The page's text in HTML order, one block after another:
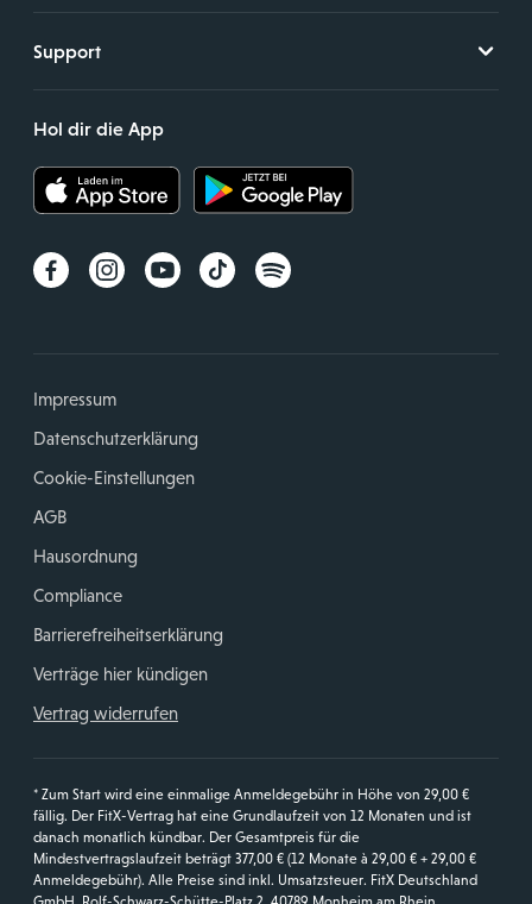
Support
Hol dir die App
Impressum
Datenschutzerklärung
Cookie-Einstellungen
AGB
Hausordnung
Compliance
Barrierefreiheitserklärung
Verträge hier kündigen
Vertrag widerrufen
* Zum Start wird eine einmalige Anmeldegebühr in Höhe von 29,00 €
fällig. Der FitX-Vertrag hat eine Grundlaufzeit von 12 Monaten und ist
danach monatlich kündbar. Der Gesamtpreis für die
Mindestvertragslaufzeit beträgt 377,00 € (12 Monate à 29,00 € + 29,00 €
Anmeldegebühr). Alle Preise sind inkl. Umsatzsteuer. FitX Deutschland